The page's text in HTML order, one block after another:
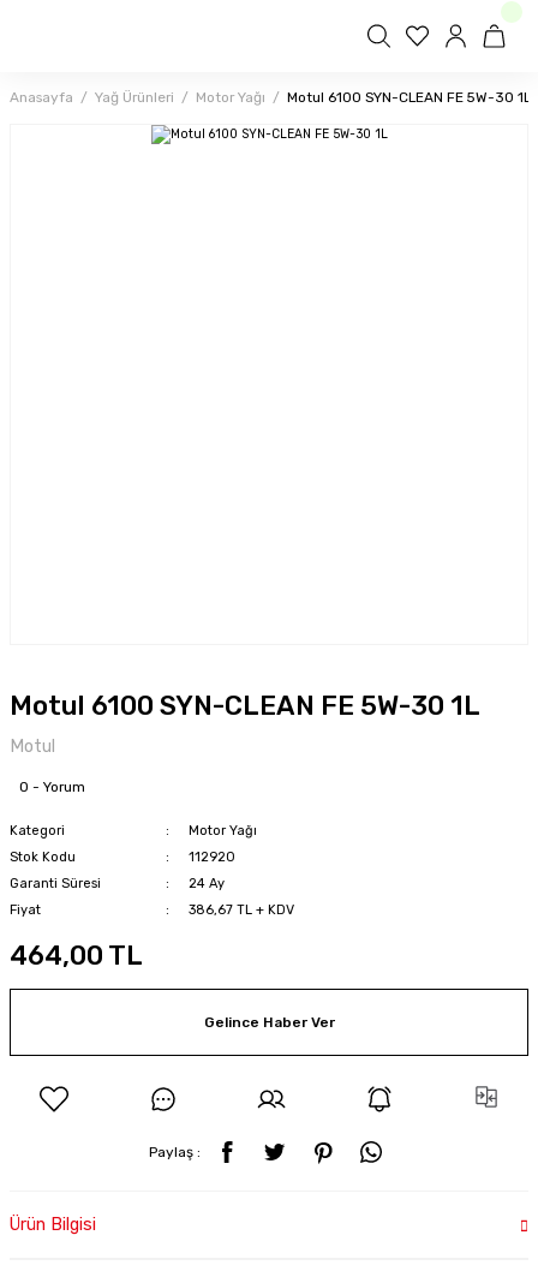
Anasayfa Yağ Ürünleri Motor Yağı Motul 6100 SYN-CLEAN FE 5W-30 1L
Motul 6100 SYN-CLEAN FE 5W-30 1L
Motul
0 - Yorum
Kategori
Motor Yağı
Stok Kodu
112920
Garanti Süresi
24 Ay
Fiyat
386,67 TL + KDV
464,00 TL
Gelince Haber Ver
Paylaş :
Ürün Bilgisi